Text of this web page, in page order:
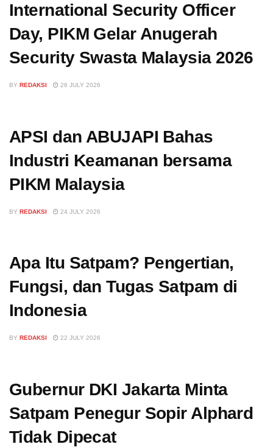
International Security Officer
Day, PIKM Gelar Anugerah
Security Swasta Malaysia 2026
BY REDAKSI 26 JULY 2026
APSI dan ABUJAPI Bahas
Industri Keamanan bersama
PIKM Malaysia
BY REDAKSI 24 JULY 2026
Apa Itu Satpam? Pengertian,
Fungsi, dan Tugas Satpam di
Indonesia
BY REDAKSI 22 JULY 2026
Gubernur DKI Jakarta Minta
Satpam Penegur Sopir Alphard
Tidak Dipecat